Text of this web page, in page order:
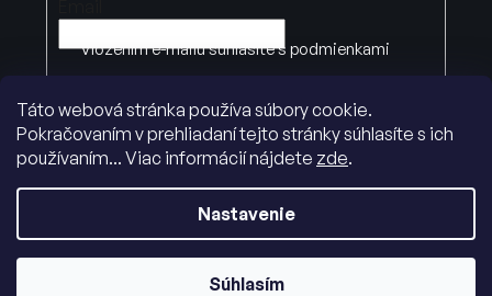
Táto webová stránka používa súbory cookie.
Pokračovaním v prehliadaní tejto stránky súhlasíte s ich
používaním... Viac informácií nájdete zde.
Nastavenie
Súhlasím
Vložením e-mailu súhlasíte s podmienkami
PRIHLÁSIŤ SA
Vytvoril Shoptet|Dostmedia